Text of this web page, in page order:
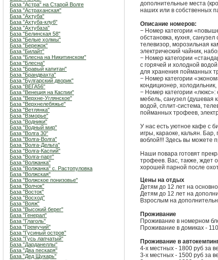
База "Астра" на Старой Волге
База "Астраханская"
База "Ахтуба"
База "Ахтуба-клуб"
База "Ахтубаза"
База "Белинская 58"
База "Белые холмы"
База "Бережок"
База "Билайт"
База "Блесна на Никитинском"
База "Блесна"
База "Бравый капитан"
База "Брандвахта"
База "Булгарский дворик"
База "ВЕГА56"
База "Венеция на Каспии"
База "Верхне-Углянское"
База "Верхнелебяжье"
База "Ветлянка"
База "Взморье"
База "Водники"
База "Водный мир"
База "Волга 30"
База "Волга-Волга"
База "Волга-Дельта"
База "Волга-Каспий"
База "Волга-парт"
База "Волжанка"
База "Волжанка" с. Растопуловка
База "Волжская"
База "Волжское понизовье"
База "Волчок"
База "Восток"
База "Восход"
База "Вояж"
База "Высокий берег"
База "Генерал"
База "Глаголь"
База "Гремучий"
База "Гусиный остров"
База "Гусь лапчатый"
База "Дарданеллы"
База "Два пескаря"
База "Дед Щукарь"
дополнительные места
наших или в собственных
Описание номеров:
− Номер категории
обстановка, кухня,
телевизор, морозильная
электрический чайник,
− Номер категории
с горячей и холодной
для хранения пойманных
− Номер категории
кондиционер, холодильник,
− Номер категории «люкс»:
мебель, санузел (душевая
водой, сплит-система,
пойманных трофеев,
У нас есть уютное кафе с
игры, караоке, кальян.
воблой!!! Здесь вы можете
Наши повара готовят
трофеев. Вас, также, ждет
хорошей парной после
Цены на отдых
Детям до 12 лет на
Детям до 12 лет на
Взрослым на
Проживание
Проживание в номерном
Проживание в домиках -
Проживание в
4-х местных - 1800 руб за
3-х местных - 1500 руб за